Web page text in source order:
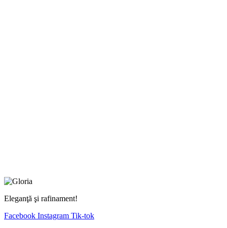
Eleganţă şi rafinament!
Facebook Instagram Tik-tok